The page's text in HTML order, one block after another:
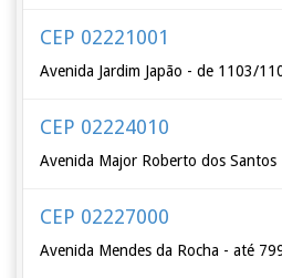
CEP 02221001
Avenida Jardim Japão - de 1103/
CEP 02224010
Avenida Major Roberto dos Santos
CEP 02227000
Avenida Mendes da Rocha - até